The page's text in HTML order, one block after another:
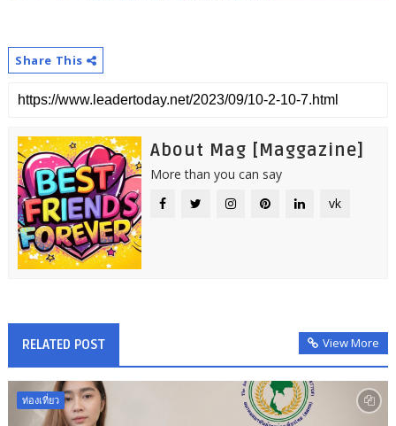
Share This
About Mag [Maggazine]
More than you can say
vk
RELATED POST View More
ท่องเที่ยว